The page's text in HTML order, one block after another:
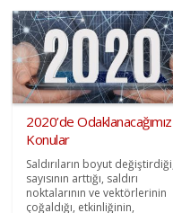
2020’de Odaklanacağımız
Konular
Saldırıların boyut değiştirdiği,
sayısının arttığı, saldırı
noktalarının ve vektörlerinin
çoğaldığı, etkinliğinin,